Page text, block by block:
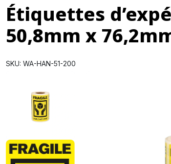
Étiquettes
50,8mm x
SKU: WA-HAN-51-200